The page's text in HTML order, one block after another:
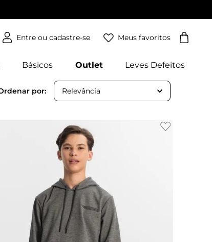
Meus favoritos
Básicos Outlet Leves Defeitos
Relevância